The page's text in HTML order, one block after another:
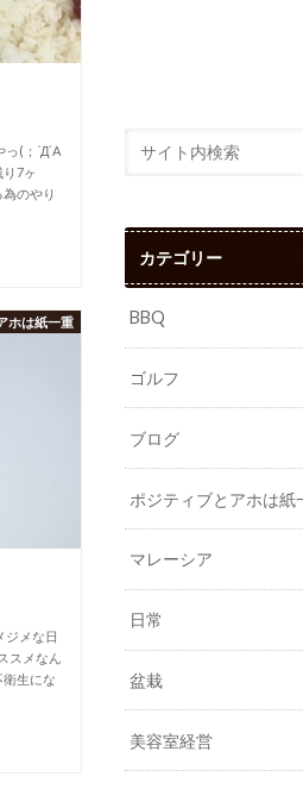
っ(；´Д`A
7ヶ
のやり
ホは紙一重
ジメな日
スメなん
生にな
カテゴリー
BBQ
ゴルフ
ブログ
ポジティブとアホは紙
マレーシア
日常
盆栽
美容室経営